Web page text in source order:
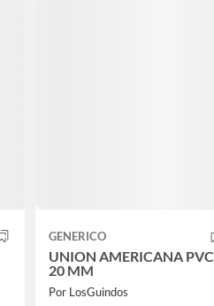
GENERICO
UNION AMERICANA PVC
20 MM
Por LosGuindos